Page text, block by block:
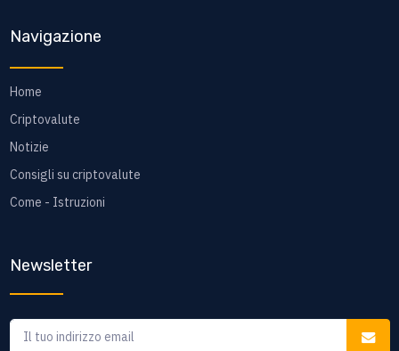
Navigazione
Home
Criptovalute
Notizie
Consigli su criptovalute
Come - Istruzioni
Newsletter